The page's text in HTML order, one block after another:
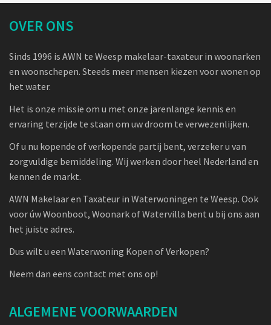
OVER ONS
Sinds 1996 is AWN te Weesp makelaar-taxateur in woonarken
en woonschepen. Steeds meer mensen kiezen voor wonen op
het water.
Het is onze missie om u met onze jarenlange kennis en
ervaring terzijde te staan om uw droom te verwezenlijken.
Of u nu kopende of verkopende partij bent, verzeker u van
zorgvuldige bemiddeling. Wij werken door heel Nederland en
kennen de markt.
AWN Makelaar en Taxateur in Waterwoningen te Weesp. Ook
voor úw Woonboot, Woonark of Watervilla bent u bij ons aan
het juiste adres.
Dus wilt u een Waterwoning Kopen of Verkopen?
Neem dan eens contact met ons op!
ALGEMENE VOORWAARDEN